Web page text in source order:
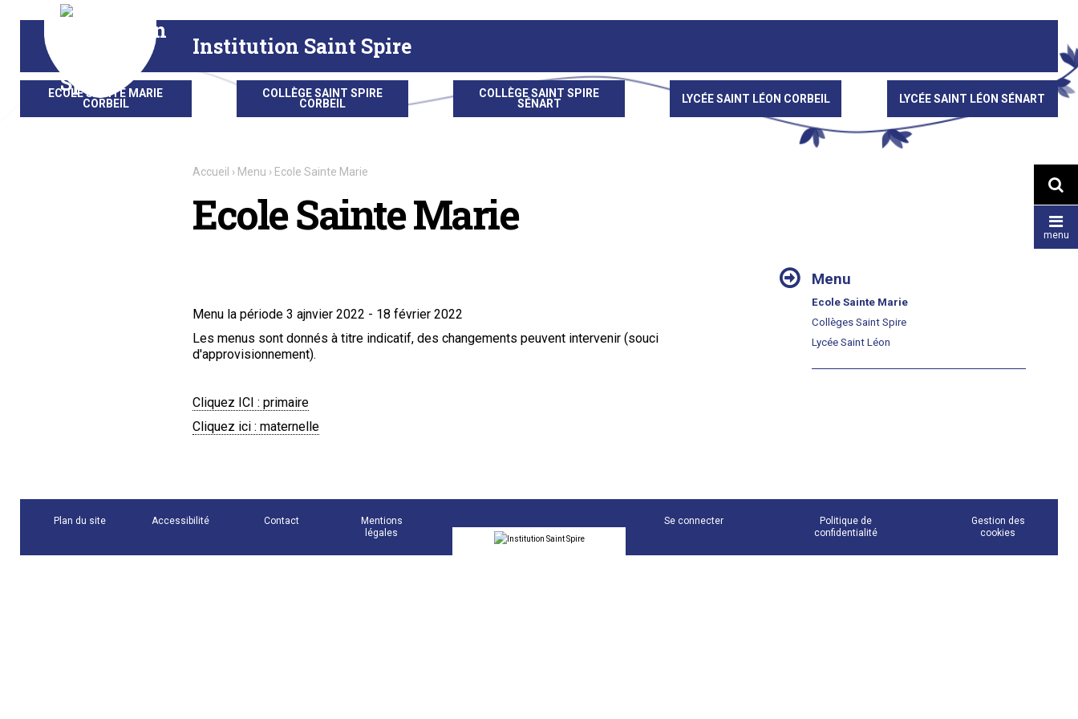
contenu.
Institution Saint Spire
ECOLE SAINTE MARIE
CORBEIL
COLLÈGE SAINT SPIRE
CORBEIL
COLLÈGE SAINT SPIRE
SÉNART
LYCÉE SAINT LÉON CORBEIL LYCÉE SAINT LÉON SÉNART


menu
Accueil › Menu › Ecole Sainte Marie
Ecole Sainte Marie
Menu la période 3 ajnvier 2022 - 18 février 2022
Les menus sont donnés à titre indicatif, des changements peuvent intervenir (souci
d'approvisionnement).
Cliquez ICI : primaire
Cliquez ici : maternelle
NAVIGATION
Menu
Ecole Sainte Marie
Collèges Saint Spire
Lycée Saint Léon
Plan du site Accessibilité Contact
Mentions
légales
Se connecter
Politique de
confidentialité
Gestion des
cookies